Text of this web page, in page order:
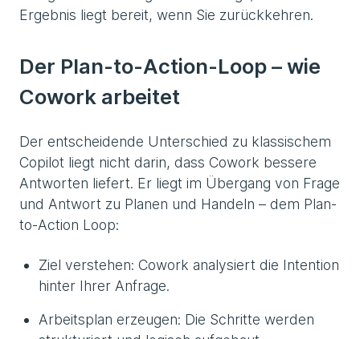
Ergebnis liegt bereit, wenn Sie zurückkehren.
Der Plan-to-Action-Loop – wie
Cowork arbeitet
Der entscheidende Unterschied zu klassischem
Copilot liegt nicht darin, dass Cowork bessere
Antworten liefert. Er liegt im Übergang von Frage
und Antwort zu Planen und Handeln – dem Plan-
to-Action Loop:
Ziel verstehen: Cowork analysiert die Intention
hinter Ihrer Anfrage.
Arbeitsplan erzeugen: Die Schritte werden